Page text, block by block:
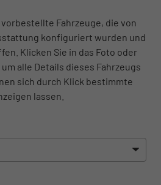
Fahrzeuge, die von
konfiguriert wurden und
Klicken Sie in das Foto oder
alle Details dieses Fahrzeugs
sich durch Klick bestimmte
lassen.